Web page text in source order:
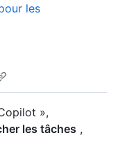
les
»,
les tâches ,